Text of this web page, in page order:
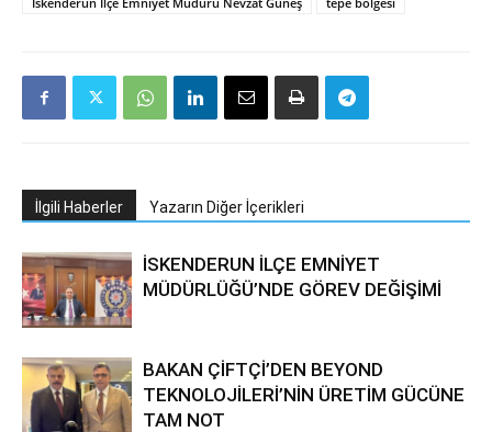
İlgili Haberler Yazarın Diğer İçerikleri
İSKENDERUN İLÇE EMNİYET
MÜDÜRLÜĞÜ’NDE GÖREV DEĞİŞİMİ
BAKAN ÇİFTÇİ’DEN BEYOND
TEKNOLOJİLERİ’NİN ÜRETİM GÜCÜNE
TAM NOT